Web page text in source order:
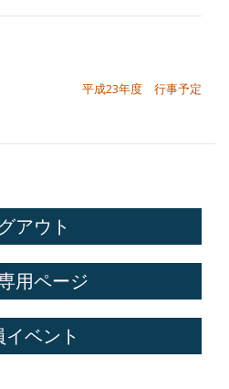
平成23年度 行事予定
アウト
用ページ
ベント